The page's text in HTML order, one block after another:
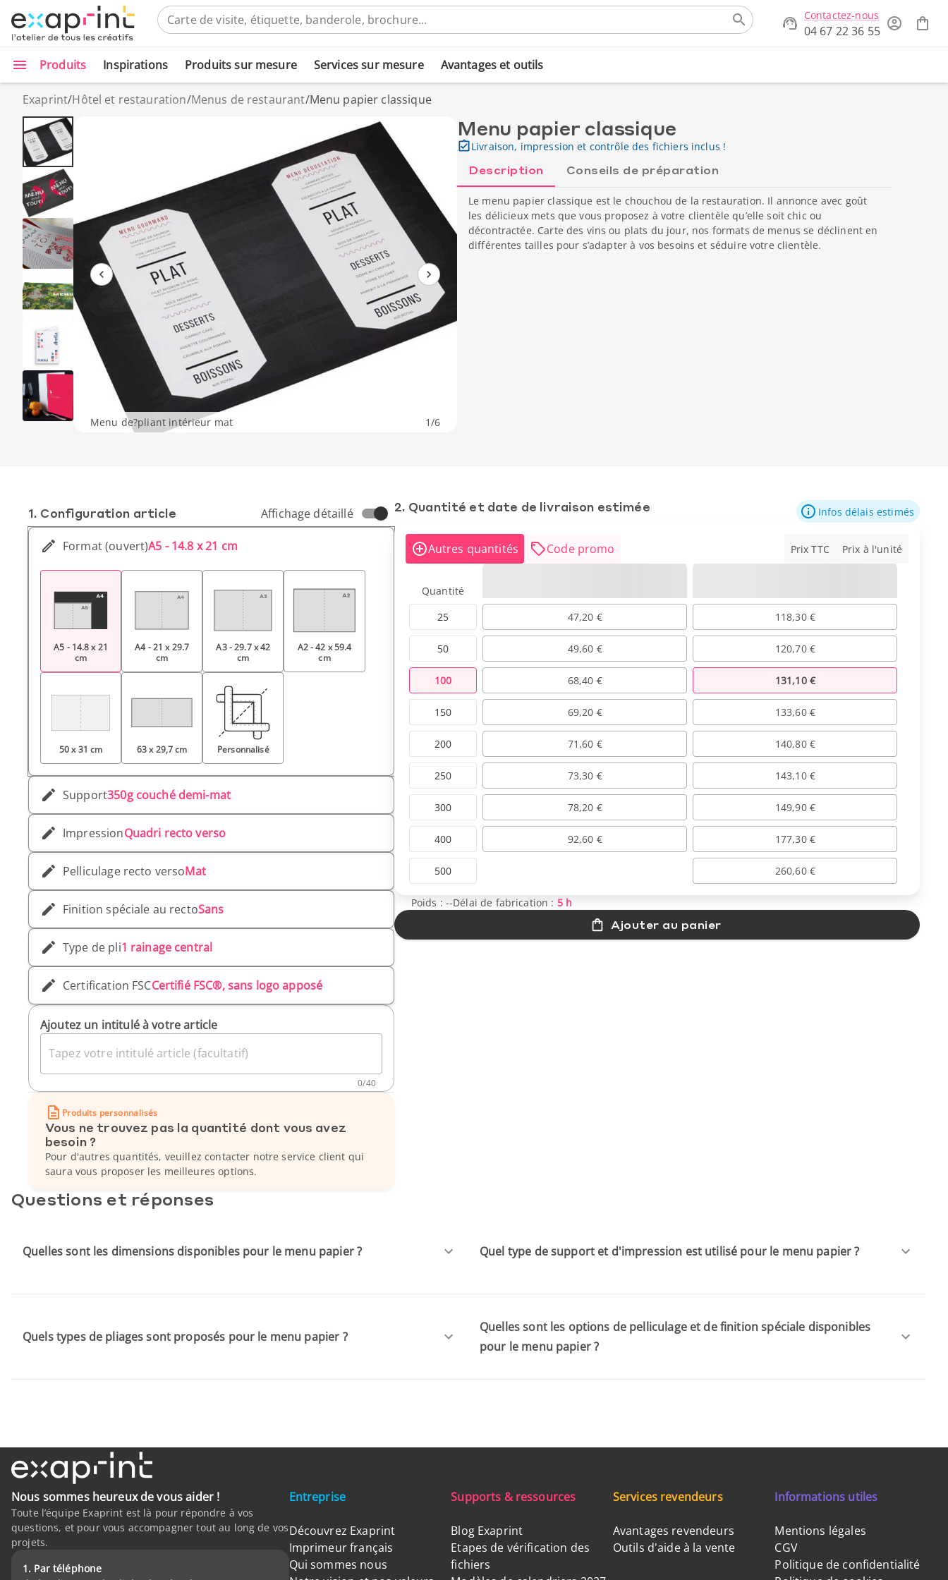
Contactez-nous
04 67 22 36 55
Produits Inspirations Produits sur mesure Services sur mesure Avantages et outils
Exaprint/Hôtel et restauration/Menus de restaurant/Menu papier classique
Menu de?pliant intérieur mat 1/6
Menu papier classique
Livraison, impression et contrôle des fichiers inclus !
Description Conseils de préparation
Le menu papier classique est le chouchou de la restauration. Il annonce avec goût
les délicieux mets que vous proposez à votre clientèle qu’elle soit chic ou
décontractée. Carte des vins ou plats du jour, nos formats de menus se déclinent en
différentes tailles pour s’adapter à vos besoins et séduire votre clientèle.
1. Conf­iguration article Affichage détaillé
Format (ouvert)A5 - 14.8 x 21 cm
A5 - 14.8 x 21
cm
A4 - 21 x 29.7
cm
A3 - 29.7 x 42
cm
A2 - 42 x 59.4
cm
50 x 31 cm 63 x 29,7 cm Personnalisé
Support350g couché demi-mat
ImpressionQuadri recto verso
Pelliculage recto versoMat
Finition spéciale au rectoSans
Type de pli1 rainage central
Certification FSCCertifié FSC®, sans logo apposé
Ajoutez un intitulé à votre article
Tapez votre intitulé article (facultatif)
0/40
Produits personnalisés
Vous ne trouvez pas la quantité dont vous avez
besoin ?
Pour d'autres quantités, veuillez contacter notre service client qui
saura vous proposer les meilleures options.
2. Quantité et date de livraison estimée Infos délais estimés
Autres quantités Code promo Prix TTC Prix à l'unité
Quantité
25
50
100
150
200
250
300
400
500
47,20 € 118,30 €
49,60 € 120,70 €
68,40 € 131,10 €
69,20 € 133,60 €
71,60 € 140,80 €
73,30 € 143,10 €
78,20 € 149,90 €
92,60 € 177,30 €
260,60 €
Poids : --Délai de fabrication : 5 h
Ajouter au panier
Questions et réponses
Quelles sont les dimensions disponibles pour le menu papier ?
Quels types de pliages sont proposés pour le menu papier ?
Quel type de support et d'impression est utilisé pour le menu papier ?
Quelles sont les options de pelliculage et de finition spéciale disponibles
pour le menu papier ?
Nous sommes heureux de vous aider !
Toute l’équipe Exaprint est là pour répondre à vos
questions, et pour vous accompagner tout au long de vos
projets.
1. Par téléphone
Entreprise
Découvrez Exaprint
Imprimeur français
Qui sommes nous
Supports & ressources
Blog Exaprint
Etapes de vérification des
fichiers
Services revendeurs
Avantages revendeurs
Outils d'aide à la vente
Informations utiles
Mentions légales
CGV
Politique de confidentialité